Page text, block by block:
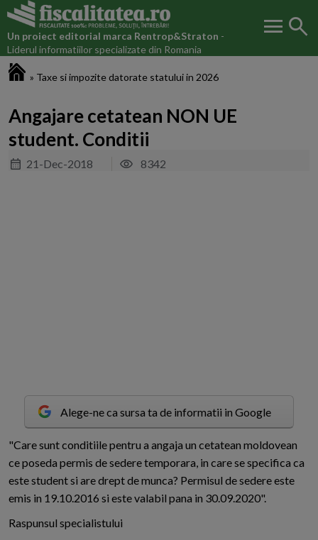
Un proiect editorial marca Rentrop&Straton -
Liderul informatiilor specializate din Romania
menu search
» Taxe si impozite datorate statului in 2026
Angajare cetatean NON UE
student. Conditii
21-Dec-2018 8342
Alege-ne ca sursa ta de informatii in Google
"Care sunt conditiile pentru a angaja un cetatean moldovean
ce poseda permis de sedere temporara, in care se specifica ca
este student si are drept de munca? Permisul de sedere este
emis in 19.10.2016 si este valabil pana in 30.09.2020".
Raspunsul specialistului